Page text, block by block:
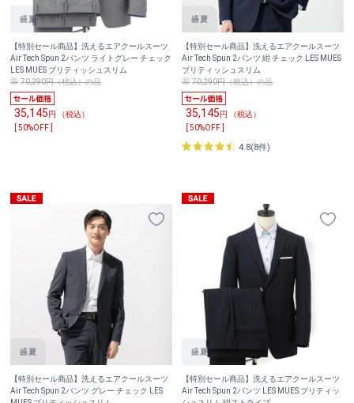
【特別セール商品】洗えるエアクールスーツ
Air Tech Spun 2パンツ ライトグレー チェック
LES MUES ブリティッシュスリム
70,290円（税込）の品
35,145円 （税込）
[ 50%OFF ]
【特別セール商品】洗えるエアクールスーツ
Air Tech Spun 2パンツ 紺 チェック LES MUES
ブリティッシュスリム
70,290円（税込）の品
35,145円 （税込）
[ 50%OFF ]
4.8(8件)
【特別セール商品】洗えるエアクールスーツ
Air Tech Spun 2パンツ グレー チェック LES
【特別セール商品】洗えるエアクールスーツ
Air Tech Spun 2パンツ LES MUES ブリティッ